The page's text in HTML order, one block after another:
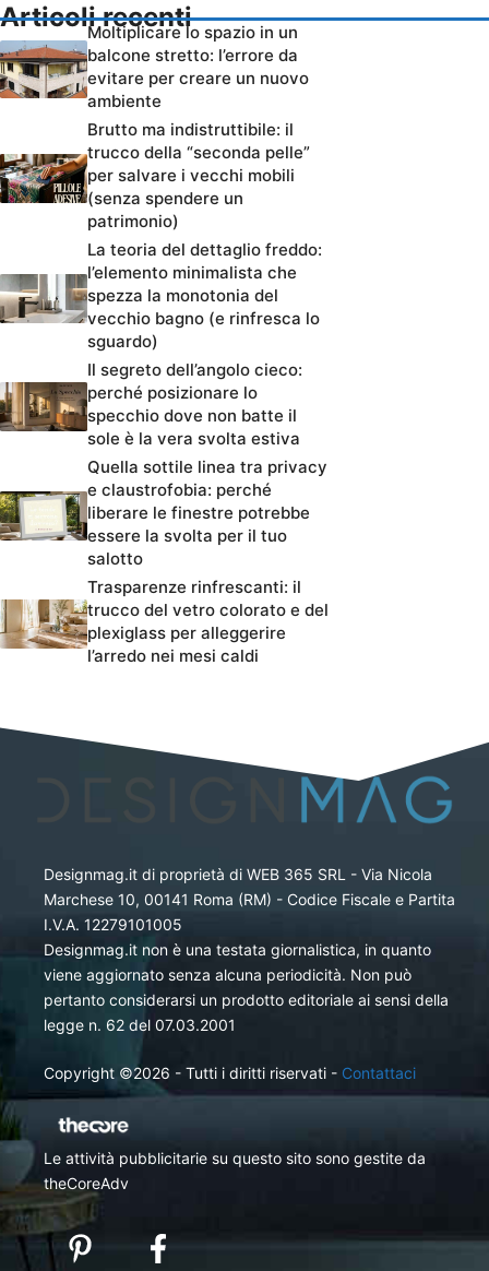
Articoli recenti
Moltiplicare lo spazio in un
balcone stretto: l’errore da
evitare per creare un nuovo
ambiente
Brutto ma indistruttibile: il
trucco della “seconda pelle”
per salvare i vecchi mobili
(senza spendere un
patrimonio)
La teoria del dettaglio freddo:
l’elemento minimalista che
spezza la monotonia del
vecchio bagno (e rinfresca lo
sguardo)
Il segreto dell’angolo cieco:
perché posizionare lo
specchio dove non batte il
sole è la vera svolta estiva
Quella sottile linea tra privacy
e claustrofobia: perché
liberare le finestre potrebbe
essere la svolta per il tuo
salotto
Trasparenze rinfrescanti: il
trucco del vetro colorato e del
plexiglass per alleggerire
l’arredo nei mesi caldi
Designmag.it di proprietà di WEB 365 SRL - Via Nicola
Marchese 10, 00141 Roma (RM) - Codice Fiscale e Partita
I.V.A. 12279101005
Designmag.it non è una testata giornalistica, in quanto
viene aggiornato senza alcuna periodicità. Non può
pertanto considerarsi un prodotto editoriale ai sensi della
legge n. 62 del 07.03.2001
Copyright ©2026 - Tutti i diritti riservati - Contattaci
Le attività pubblicitarie su questo sito sono gestite da
theCoreAdv